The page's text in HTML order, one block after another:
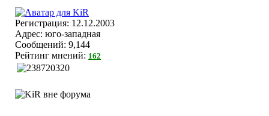
Регистрация: 12.12.2003
Адрес: юго-западная
Сообщений: 9,144
Рейтинг мнений: 162